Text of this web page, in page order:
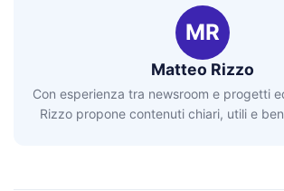
MR
Matteo Rizzo
Con esperienza tra newsroom e progetti
Rizzo propone contenuti chiari, utili e